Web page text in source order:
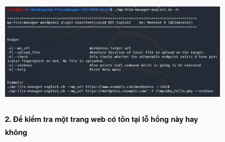
2. Để kiểm tra một trang web có tồn tại lỗ hổng này hay
không